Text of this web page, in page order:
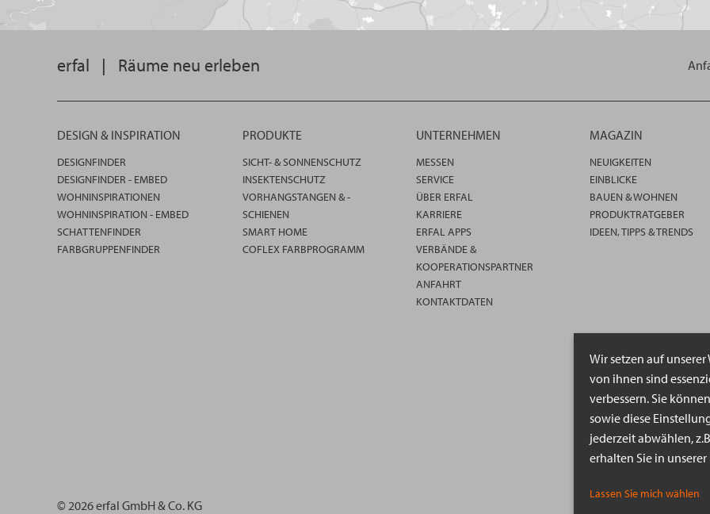
Wir setzen auf
von ihnen sind
verbessern. Sie
sowie diese
jederzeit abwählen,
erhalten Sie in
Lassen Sie mich wählen
erfal | Räume neu erleben
DESIGN & INSPIRATION
DESIGNFINDER
DESIGNFINDER - EMBED
WOHNINSPIRATIONEN
WOHNINSPIRATION - EMBED
SCHATTENFINDER
FARBGRUPPENFINDER
PRODUKTE
SICHT- & SONNENSCHUTZ
INSEKTENSCHUTZ
VORHANGSTANGEN & -
SCHIENEN
SMART HOME
COFLEX FARBPROGRAMM
UNTERNEHMEN
MESSEN
SERVICE
ÜBER ERFAL
KARRIERE
ERFAL APPS
VERBÄNDE &
KOOPERATIONSPARTNER
ANFAHRT
KONTAKTDATEN
MAGAZIN
NEUIGKEITEN
EINBLICKE
BAUEN & WOHNEN
PRODUKTRATGEBER
IDEEN, TIPPS & TRENDS
© 2026 erfal GmbH & Co. KG